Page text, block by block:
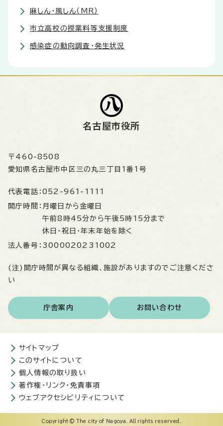
麻しん・風しん（MR）
市立高校の授業料等支援制度
感染症の動向調査・発生状況
名古屋市役所
〒460-8508
愛知県名古屋市中区三の丸三丁目1番1号
代表電話： 052-961-1111
開庁時間： 月曜日から金曜日
午前8時45分から午後5時15分まで
休日・祝日・年末年始を除く
法人番号： 3000020231002
(注)開庁時間が異なる組織、施設がありますのでご注意くださ
い
庁舎案内 お問い合わせ
サイトマップ
このサイトについて
個人情報の取り扱い
著作権・リンク・免責事項
ウェブアクセシビリティについて
Copyright © The city of Nagoya. All rights reserved.